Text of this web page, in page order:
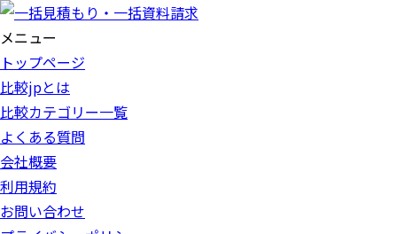
メニュー
トップページ
比較jpとは
比較カテゴリー一覧
よくある質問
会社概要
利用規約
お問い合わせ